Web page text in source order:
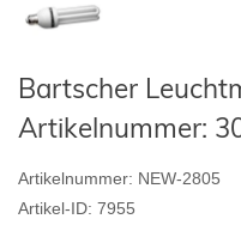
Bartscher
Artikelnummer:
Artikelnummer: NEW-2805
Artikel-ID: 7955